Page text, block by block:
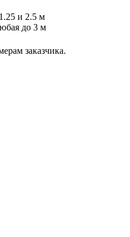
1.25 и 2.5 м
до 3 м
заказчика.